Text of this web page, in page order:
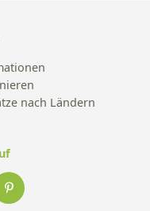
nach Ländern